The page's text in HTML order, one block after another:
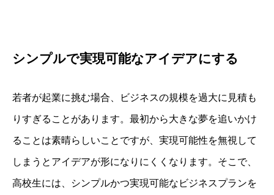
シンプルで実現可能なアイデアにする
若者が起業に挑む場合、ビジネスの規模を過大に見積も
りすぎることがあります。最初から大きな夢を追いかけ
ることは素晴らしいことですが、実現可能性を無視して
しまうとアイデアが形になりにくくなります。そこで、
高校生には、シンプルかつ実現可能なビジネスプランを